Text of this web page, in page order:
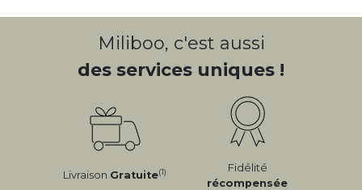
Miliboo, c'est aussi
des services uniques !
Livraison Gratuite(1)
Fidélité
récompensée